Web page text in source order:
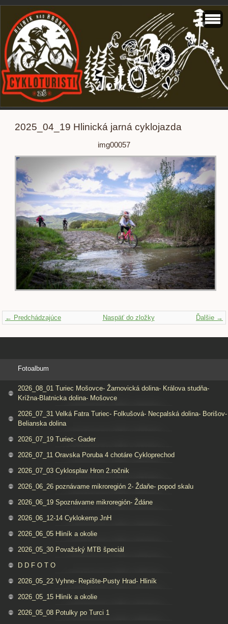
2025_04_19 Hlinická jarná cyklojazda
img00057
← Predchádzajúce Ďalšie →
Naspäť do zložky
Fotoalbum
2026_08_01 Turiec Mošovce- Žarnovická dolina- Králova studňa-
Krížna-Blatnicka dolina- Mošovce
2026_07_31 Velká Fatra Turiec- Folkušová- Necpalská dolina- Borišov-
Belianska dolina
2026_07_19 Turiec- Gader
2026_07_11 Oravska Poruba 4 chotáre Cykloprechod
2026_07_03 Cyklosplav Hron 2.ročnik
2026_06_26 poznávame mikroregión 2- Ždaňe- popod skalu
2026_06_19 Spoznávame mikroregión- Ždáne
2026_06_12-14 Cyklokemp JnH
2026_06_05 Hliník a okolie
2026_05_30 Považský MTB špeciál
D D F O T O
2026_05_22 Vyhne- Repište-Pusty Hrad- Hliník
2026_05_15 Hliník a okolie
2026_05_08 Potulky po Turci 1